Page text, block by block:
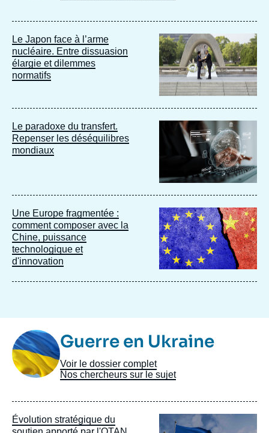
Le Japon face à l’arme
nucléaire. Entre dissuasion
élargie et dilemmes
normatifs
Image
principale
Le paradoxe du transfert.
Repenser les déséquilibres
mondiaux
Image
principale
Une Europe fragmentée :
comment composer avec la
Chine, puissance
technologique et
d'innovation
Image
principale
Image
TaxonomieGuerre en Ukraine
Voir le dossier complet
Nos chercheurs sur le sujet
Évolution stratégique du
Image
principale